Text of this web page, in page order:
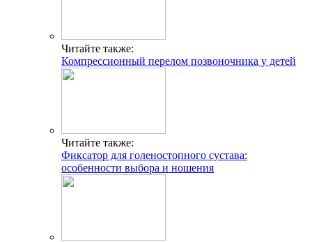
Читайте также:
Компрессионный перелом позвоночника у детей
Читайте также:
Фиксатор для голеностопного сустава:
особенности выбора и ношения